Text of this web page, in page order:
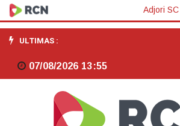
Caixa
paga
Bolsa
Família
Adjori SC
ULTIMAS :
07/08/2026 13:55